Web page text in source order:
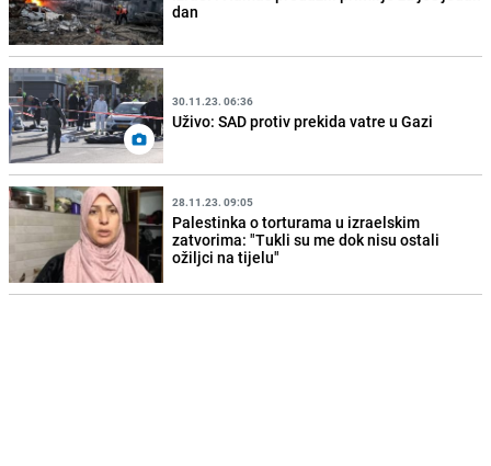
dan
30.11.23. 06:36
Uživo: SAD protiv prekida vatre u Gazi
28.11.23. 09:05
Palestinka o torturama u izraelskim
zatvorima: "Tukli su me dok nisu ostali
ožiljci na tijelu"